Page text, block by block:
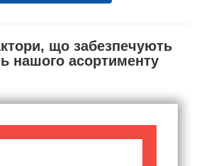
що забезпечують
нашого асортименту